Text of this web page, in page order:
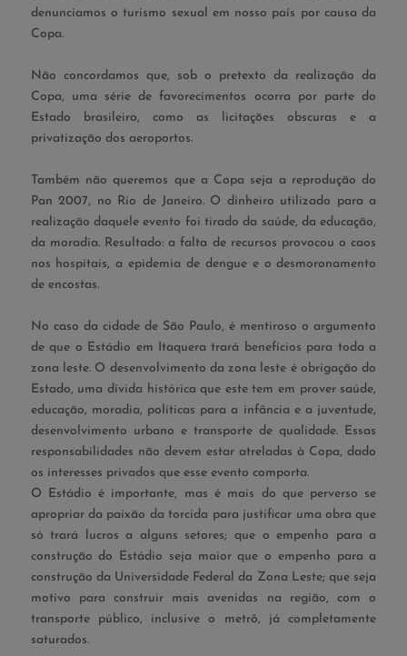
denunciamos o turismo sexual em nosso país por causa da
Copa.
Não concordamos que, sob o pretexto da realização da
Copa, uma série de favorecimentos ocorra por parte do
Estado brasileiro, como as licitações obscuras e a
privatização dos aeroportos.
Também não queremos que a Copa seja a reprodução do
Pan 2007, no Rio de Janeiro. O dinheiro utilizado para a
realização daquele evento foi tirado da saúde, da educação,
da moradia. Resultado: a falta de recursos provocou o caos
nos hospitais, a epidemia de dengue e o desmoronamento
de encostas.
No caso da cidade de São Paulo, é mentiroso o argumento
de que o Estádio em Itaquera trará benefícios para toda a
zona leste. O desenvolvimento da zona leste é obrigação do
Estado, uma dívida histórica que este tem em prover saúde,
educação, moradia, políticas para a infância e a juventude,
desenvolvimento urbano e transporte de qualidade. Essas
responsabilidades não devem estar atreladas à Copa, dado
os interesses privados que esse evento comporta.
O Estádio é importante, mas é mais do que perverso se
apropriar da paixão da torcida para justificar uma obra que
só trará lucros a alguns setores; que o empenho para a
construção do Estádio seja maior que o empenho para a
construção da Universidade Federal da Zona Leste; que seja
motivo para construir mais avenidas na região, com o
transporte público, inclusive o metrô, já completamente
saturados.